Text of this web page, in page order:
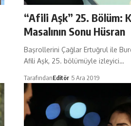
“Afili Aşk” 25. Bölüm:
Masalının Sonu Hüsran
Başrollerini Çağlar Ertuğrul ile
Afili Aşk, 25. bölümüyle izleyici…
TarafındanEditör 5 Ara 2019